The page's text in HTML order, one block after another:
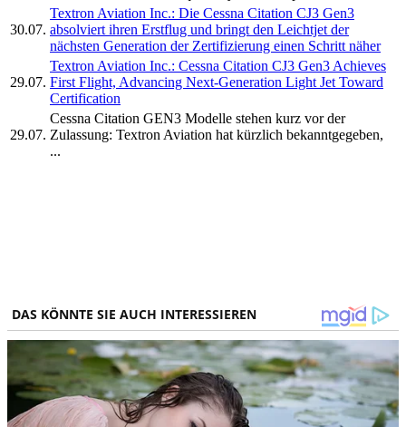
30.07.
Textron Aviation Inc.: Die Cessna Citation CJ3 Gen3
absolviert ihren Erstflug und bringt den Leichtjet der
nächsten Generation der Zertifizierung einen Schritt näher
29.07.
Textron Aviation Inc.: Cessna Citation CJ3 Gen3 Achieves
First Flight, Advancing Next-Generation Light Jet Toward
Certification
29.07.
Cessna Citation GEN3 Modelle stehen kurz vor der
Zulassung: Textron Aviation hat kürzlich bekanntgegeben,
...